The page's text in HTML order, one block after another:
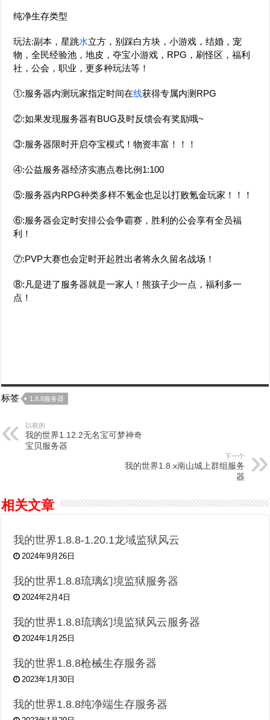
纯净生存类型
玩法:副本，星跳水立方，别踩白方块，小游戏，结婚，宠
物，全民经验池，地皮，夺宝小游戏，RPG，刷怪区，福利
社，公会，职业，更多种玩法等！
①:服务器内测玩家指定时间在线获得专属内测RPG
②:如果发现服务器有BUG及时反馈会有奖励哦~
③:服务器限时开启夺宝模式！物资丰富！！！
④:公益服务器经济实惠点卷比例1:100
⑤:服务器内RPG种类多样不氪金也足以打败氪金玩家！！！
⑥:服务器会定时安排公会争霸赛，胜利的公会享有全员福
利！
⑦:PVP大赛也会定时开起胜出者将永久留名战场！
⑧:凡是进了服务器就是一家人！熊孩子少一点，福利多一
点！
标签 1.8.8服务器
以前的
我的世界1.12.2无名宝可梦神奇
宝贝服务器
下一个
我的世界1.8.x南山城上群组服务
器
相关文章
我的世界1.8.8-1.20.1龙域监狱风云
2024年9月26日
我的世界1.8.8琉璃幻境监狱服务器
2024年2月4日
我的世界1.8.8琉璃幻境监狱风云服务器
2024年1月25日
我的世界1.8.8枪械生存服务器
2023年1月30日
我的世界1.8.8纯净端生存服务器